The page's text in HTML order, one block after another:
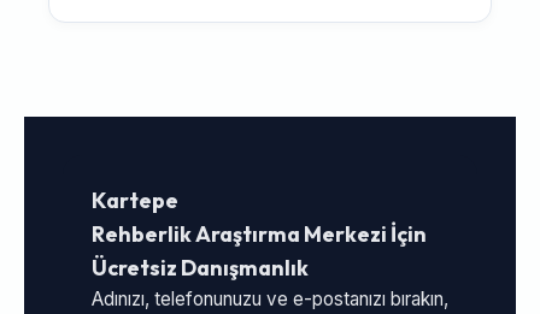
Kartepe
Rehberlik Araştırma Merkezi İçin
Ücretsiz Danışmanlık
Adınızı, telefonunuzu ve e-postanızı bırakın,